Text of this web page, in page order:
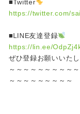
■Twitter
https://twitter.com/
■LINE友達登録
https://lin.ee/
ぜひ登録お願いいた
～～～～～～～～～
～～～～～～～～～